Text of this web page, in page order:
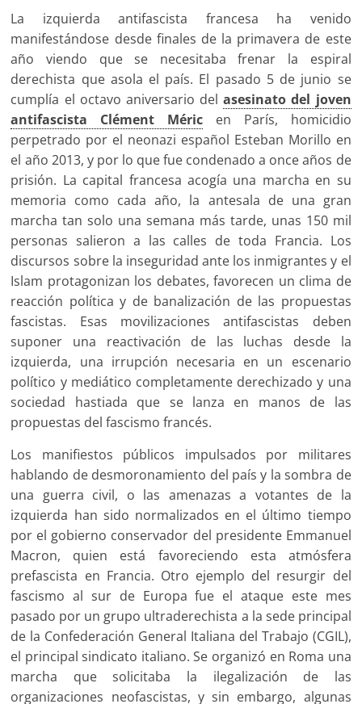
La izquierda antifascista francesa ha venido
manifestándose desde finales de la primavera de este
año viendo que se necesitaba frenar la espiral
derechista que asola el país. El pasado 5 de junio se
cumplía el octavo aniversario delasesinato del joven
antifascista Clément Méric en París, homicidio
perpetrado por el neonazi español Esteban Morillo en
el año 2013, y por lo que fue condenado a once años de
prisión. La capital francesa acogía una marcha en su
memoria como cada año, la antesala de una gran
marcha tan solo una semana más tarde, unas 150 mil
personas salieron a las calles de toda Francia. Los
discursos sobre la inseguridad ante los inmigrantes y el
Islam protagonizan los debates, favorecen un clima de
reacción política y de banalización de las propuestas
fascistas. Esas movilizaciones antifascistas deben
suponer una reactivación de las luchas desde la
izquierda, una irrupción necesaria en un escenario
político y mediático completamente derechizado y una
sociedad hastiada que se lanza en manos de las
propuestas del fascismo francés.
Los manifiestos públicos impulsados por militares
hablando de desmoronamiento del país y la sombra de
una guerra civil, o las amenazas a votantes de la
izquierda han sido normalizados en el último tiempo
por el gobierno conservador del presidente Emmanuel
Macron, quien está favoreciendo esta atmósfera
prefascista en Francia. Otro ejemplo del resurgir del
fascismo al sur de Europa fue el ataque este mes
pasado por un grupo ultraderechista a la sede principal
de la Confederación General Italiana del Trabajo (CGIL),
el principal sindicato italiano. Se organizó en Roma una
marcha que solicitaba la ilegalización de las
organizaciones neofascistas, y sin embargo, algunas